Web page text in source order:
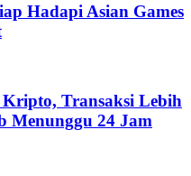
Hadapi Asian Games
Transaksi Lebih
Menunggu 24 Jam